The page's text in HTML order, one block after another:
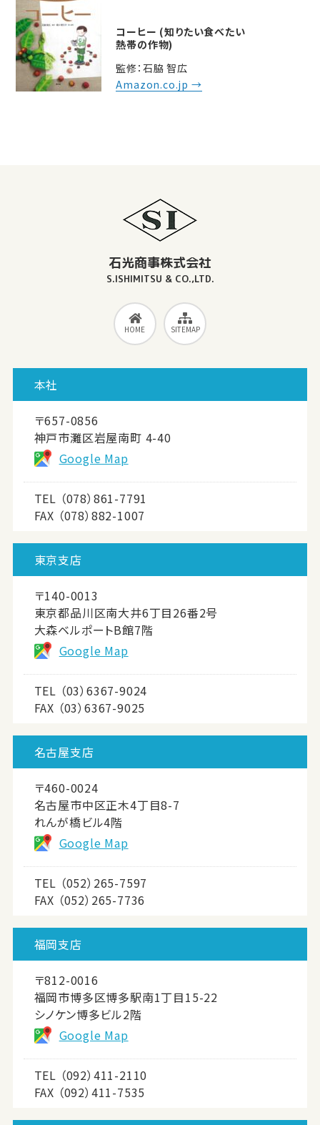
コーヒー (知りたい食べたい
熱帯の作物)
監修：石脇 智広
Amazon.co.jp →
石光商事株式会社
S.ISHIMITSU & CO.,LTD.
HOME SITEMAP
本社
〒657-0856
神戸市灘区岩屋南町 4-40
Google Map
TEL （078）861-7791
FAX （078）882-1007
東京支店
〒140-0013
東京都品川区南大井6丁目26番2号
大森ベルポートB館7階
Google Map
TEL （03）6367-9024
FAX （03）6367-9025
名古屋支店
〒460-0024
名古屋市中区正木4丁目8-7
れんが橋ビル4階
Google Map
TEL （052）265-7597
FAX （052）265-7736
福岡支店
〒812-0016
福岡市博多区博多駅南1丁目15-22
シノケン博多ビル2階
Google Map
TEL （092）411-2110
FAX （092）411-7535